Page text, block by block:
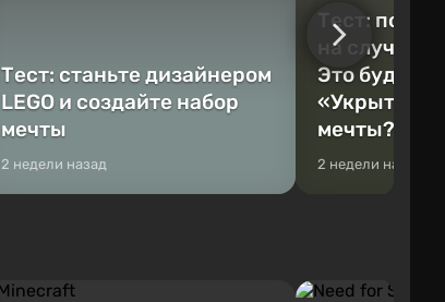
Тест: станьте дизайнером
LEGO и создайте набор
мечты
2 недели назад
Тест:
на случай
Это будет
«Укрытие»
мечты?
2 недели назад